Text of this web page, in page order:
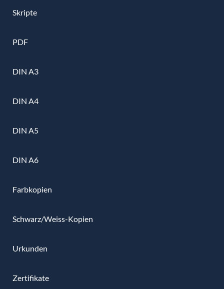
Skripte
PDF
DIN A3
DIN A4
DIN A5
DIN A6
Farbkopien
Schwarz/Weiss-Kopien
Urkunden
Zertifikate